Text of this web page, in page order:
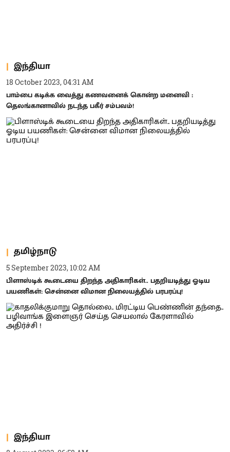
இந்தியா
18 October 2023, 04:31 AM
பாம்பை கடிக்க வைத்து கணவனைக் கொன்ற மனைவி :
தெலங்கானாவில் நடந்த பகீர் சம்பவம்!
தமிழ்நாடு
5 September 2023, 10:02 AM
பிளாஸ்டிக் கூடையை திறந்த அதிகாரிகள்.. பதறியடித்து ஓடிய
பயணிகள்: சென்னை விமான நிலையத்தில் பரபரப்பு!
இந்தியா